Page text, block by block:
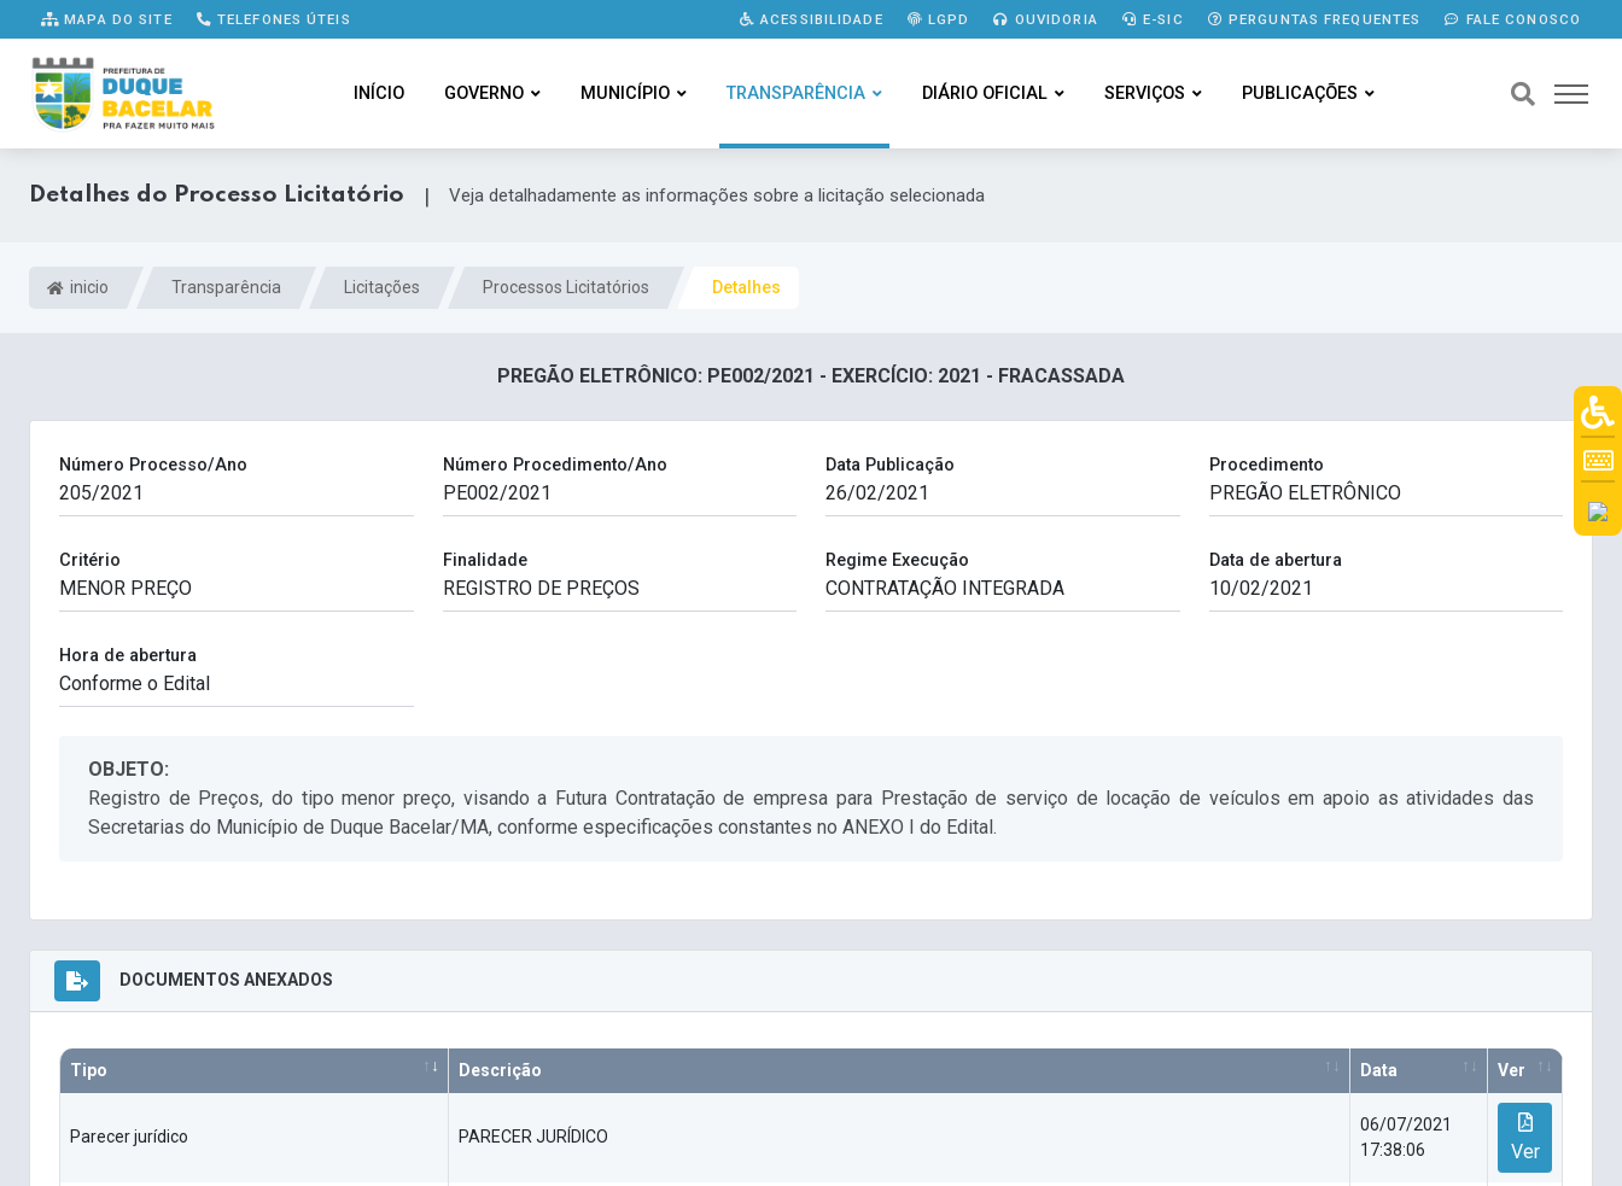
MAPA DO SITE TELEFONES ÚTEIS ACESSIBILIDADE LGPD OUVIDORIA E-SIC PERGUNTAS FREQUENTES FALE CONOSCO
INÍCIO GOVERNO MUNICÍPIO TRANSPARÊNCIA DIÁRIO OFICIAL SERVIÇOS PUBLICAÇÕES
Detalhes do Processo Licitatório | Veja detalhadamente as informações sobre a licitação selecionada
inicio Transparência Licitações Processos Licitatórios Detalhes
PREGÃO ELETRÔNICO: PE002/2021 - EXERCÍCIO: 2021 - FRACASSADA
Número Processo/Ano Número Procedimento/Ano Data Publicação Procedimento
Critério Finalidade Regime Execução Data de abertura
Hora de abertura
OBJETO:
Registro de Preços, do tipo menor preço, visando a Futura Contratação de empresa para Prestação de serviço de locação de veículos em apoio as atividades das
Secretarias do Município de Duque Bacelar/MA, conforme especificações constantes no ANEXO I do Edital.
DOCUMENTOS ANEXADOS
Tipo Descrição Data Ver
Parecer jurídico PARECER JURÍDICO
06/07/2021
17:38:06
Ver